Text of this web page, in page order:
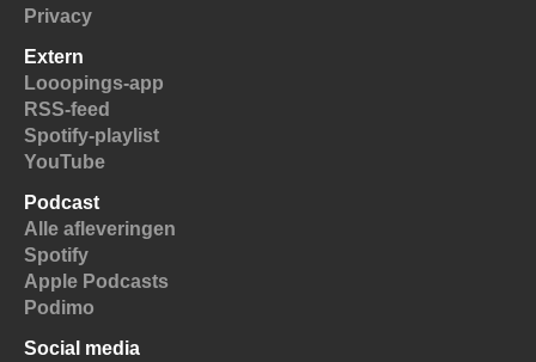
Privacy
Extern
Looopings-app
RSS-feed
Spotify-playlist
YouTube
Podcast
Alle afleveringen
Spotify
Apple Podcasts
Podimo
Social media